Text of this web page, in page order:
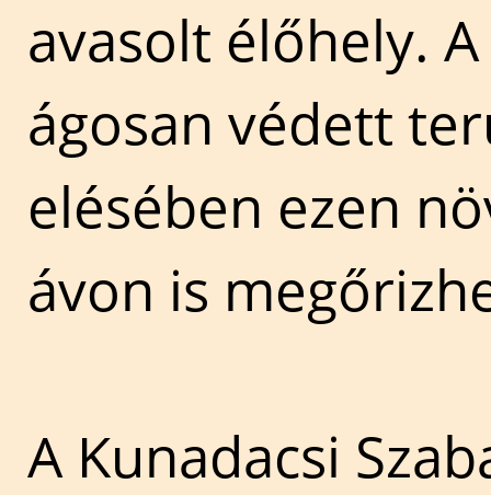
avasolt élőhely.
ágosan védett
elésében ezen
ávon is
A Kunadacsi